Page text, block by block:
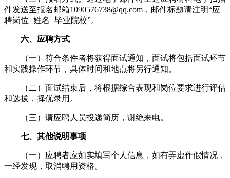
件发送至报名邮箱1090576738@qq.com，邮件标题请注明“应
聘岗位+姓名+毕业院校”。
六、应聘方式
（一）符合条件者将获得面试通知，面试将包括面试环节
和实践操作环节，具体时间和地点将另行通知。
（二）面试结束后，将根据综合表现和岗位要求进行评估
和选拔，择优录用。
（三）请应聘人员投递简历，谢绝来电。
七、其他说明事项
（一）应聘者应如实填写个人信息，如有弄虚作假情况，
一经发现，取消聘用资格。